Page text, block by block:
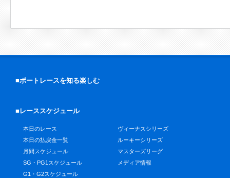
■ボートレースを知る楽しむ
■レーススケジュール
本日のレース
本日の払戻金一覧
月間スケジュール
SG・PG1スケジュール
G1・G2スケジュール
ヴィーナスシリーズ
ルーキーシリーズ
マスターズリーグ
メディア情報